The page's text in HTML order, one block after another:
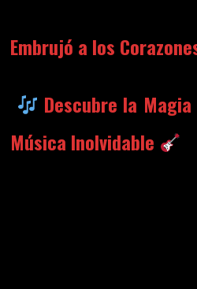
Embrujó a los
Descubre la Magia
Música Inolvidable